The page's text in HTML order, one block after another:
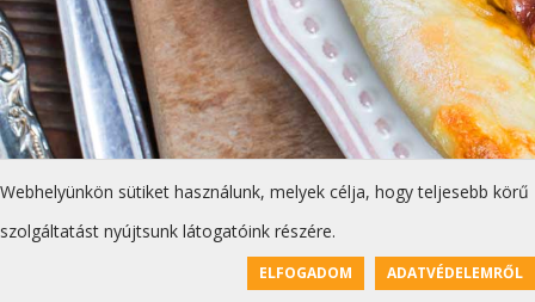
Webhelyünkön sütiket használunk, melyek célja, hogy teljesebb körű
szolgáltatást nyújtsunk látogatóink részére.
ELFOGADOM ADATVÉDELEMRŐL